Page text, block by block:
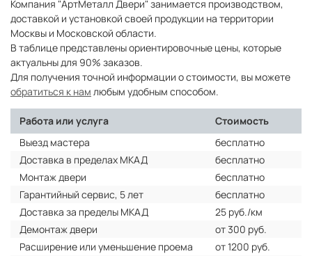
Компания "АртМеталл Двери" занимается производством,
доставкой и установкой своей продукции на территории
Москвы и Московской области.
В таблице представлены ориентировочные цены, которые
актуальны для 90% заказов.
Для получения точной информации о стоимости, вы можете
обратиться к нам любым удобным способом.
Работа или услуга
Стоимость
Выезд мастера
бесплатно
Доставка в пределах МКАД
бесплатно
Монтаж двери
бесплатно
Гарантийный сервис, 5 лет
бесплатно
Доставка за пределы МКАД
25 руб./км
Демонтаж двери
от 300 руб.
Расширение или уменьшение проема
от 1200 руб.